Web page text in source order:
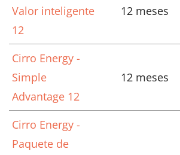
Valor inteligente
12
12 meses
Cirro Energy -
Simple
Advantage 12
12 meses
Cirro Energy -
Paquete de